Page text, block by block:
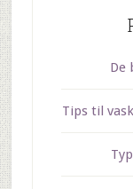
De
Tips til